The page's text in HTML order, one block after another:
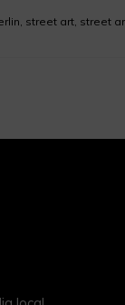
street art street